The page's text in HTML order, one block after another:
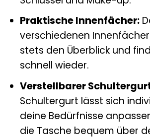
Praktische Innenfächer:
verschiedenen
stets den Überblick und
schnell wieder.
Verstellbarer
Schultergurt lässt sich
deine Bedürfnisse
die Tasche bequem über